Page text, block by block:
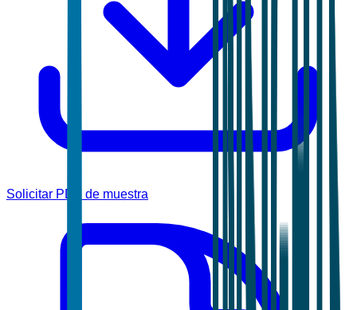
Solicitar PDF de muestra